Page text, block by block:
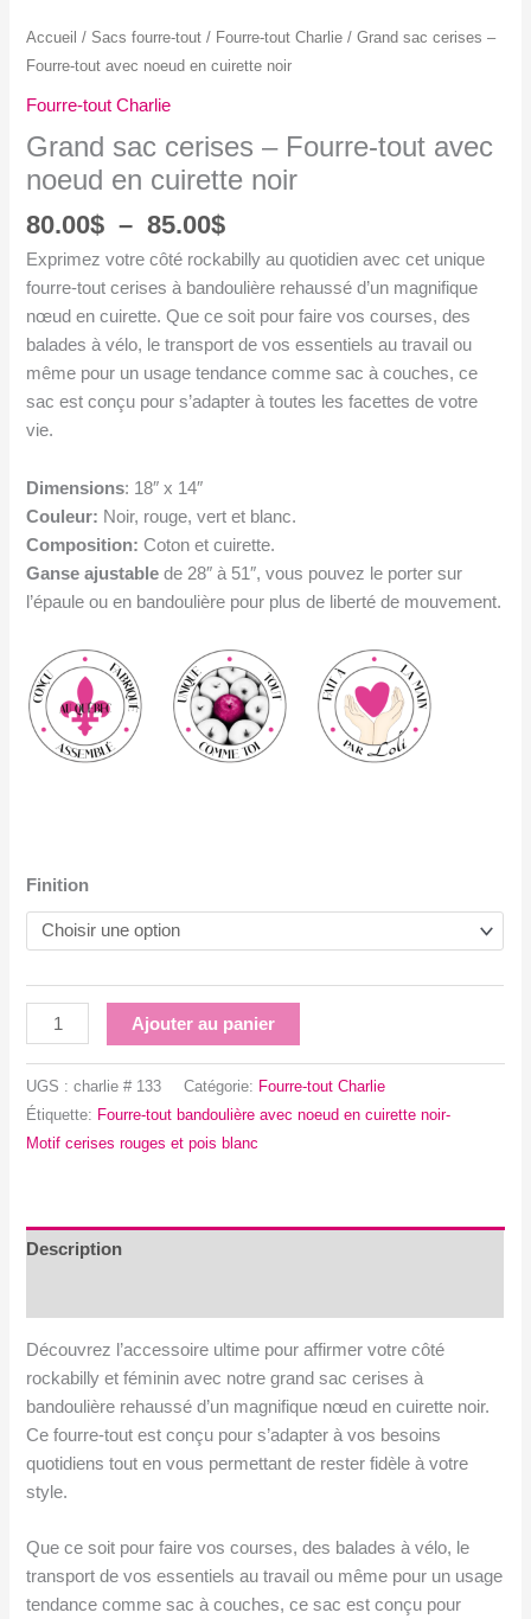
Accueil / Sacs fourre-tout / Fourre-tout Charlie / Grand sac cerises –
Fourre-tout avec noeud en cuirette noir
Fourre-tout Charlie
Grand sac cerises – Fourre-tout avec
noeud en cuirette noir
80.00$ – 85.00$Plage
de
prix :
80.00$
à
85.00$
Exprimez votre côté rockabilly au quotidien avec cet unique
fourre-tout cerises à bandoulière rehaussé d’un magnifique
nœud en cuirette. Que ce soit pour faire vos courses, des
balades à vélo, le transport de vos essentiels au travail ou
même pour un usage tendance comme sac à couches, ce
sac est conçu pour s’adapter à toutes les facettes de votre
vie.
Dimensions: 18″ x 14″
Couleur: Noir, rouge, vert et blanc.
Composition:Coton et cuirette.
Ganse ajustable de 28″ à 51″, vous pouvez le porter sur
l’épaule ou en bandoulière pour plus de liberté de mouvement.
Finition
quantité
de
sac
cerises
avec
noir
Ajouter au panier
UGS :charlie # 133 Catégorie: Fourre-tout Charlie
Étiquette: Fourre-tout bandoulière avec noeud en cuirette noir-
Motif cerises rouges et pois blanc
Description
Découvrez l’accessoire ultime pour affirmer votre côté
rockabilly et féminin avec notre grand sac cerises à
bandoulière rehaussé d’un magnifique nœud en cuirette noir.
Ce fourre-tout est conçu pour s’adapter à vos besoins
quotidiens tout en vous permettant de rester fidèle à votre
style.
Que ce soit pour faire vos courses, des balades à vélo, le
transport de vos essentiels au travail ou même pour un usage
tendance comme sac à couches, ce sac est conçu pour